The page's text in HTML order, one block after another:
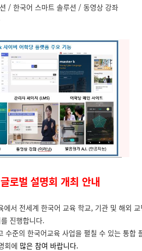
/ 한국어 스마트 솔루션 / 동영상 강좌
로벌설명회 개최 안내
서 전세계 한국어 교육 학교, 기관 및 해외
진행합니다.
수준의 한국어교육 사업을 펼칠 수 있는 통합
회에 많은 참여 바랍니다.